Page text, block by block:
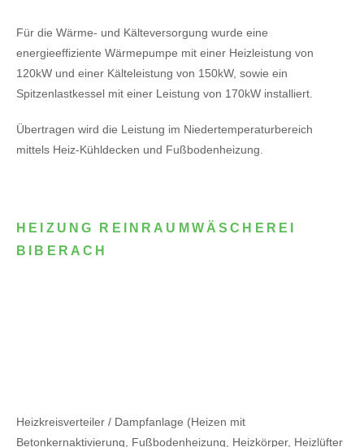
Für die Wärme- und Kälteversorgung wurde eine
energieeffiziente Wärmepumpe mit einer Heizleistung von
120kW und einer Kälteleistung von 150kW, sowie ein
Spitzenlastkessel mit einer Leistung von 170kW installiert.
Übertragen wird die Leistung im Niedertemperaturbereich
mittels Heiz-Kühldecken und Fußbodenheizung.
HEIZUNG REINRAUMWÄSCHEREI
BIBERACH
Heizkreisverteiler / Dampfanlage (Heizen mit
Betonkernaktivierung, Fußbodenheizung, Heizkörper, Heizlüfter